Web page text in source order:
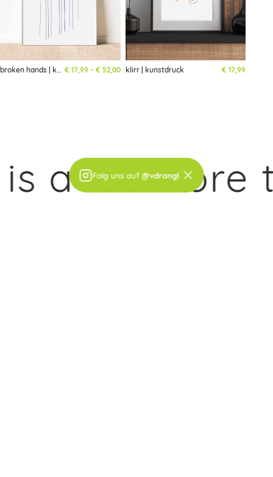
broken hands | kunstdruck € 17,99 – € 52,00Preisspanne: € 17,99 bis € 52,00
klirr | kunstdruck € 17,99
lot more
Folg uns auf@vdrangl ×